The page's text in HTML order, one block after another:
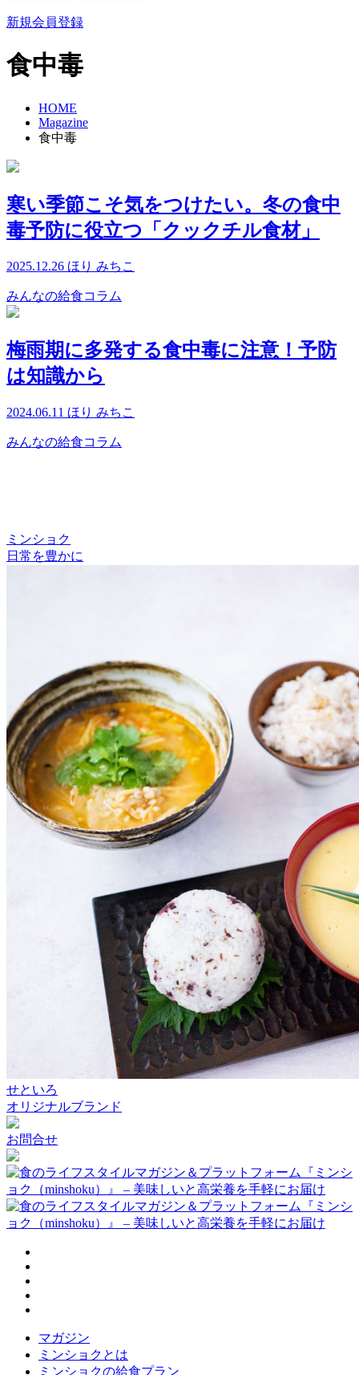
新規会員登録
食中毒
HOME
Magazine
食中毒
寒い季節こそ気をつけたい。冬の食中
毒予防に役立つ「クックチル食材」
2025.12.26 ほり みちこ
みんなの給食コラム
梅雨期に多発する食中毒に注意！予防
は知識から
2024.06.11 ほり みちこ
みんなの給食コラム
ミンショク
日常を豊かに
せといろ
オリジナルブランド
お問合せ
マガジン
ミンショクとは
ミンショクの給食プラン